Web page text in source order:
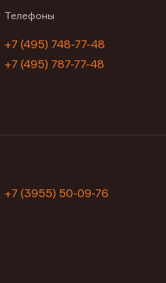
Телефоны
+7 (495) 748-77-48
+7 (495) 787-77-48
+7 (3955) 50-09-76